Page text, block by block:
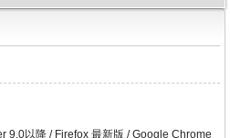
9.0以降 / Firefox 最新版 / Google Chrome